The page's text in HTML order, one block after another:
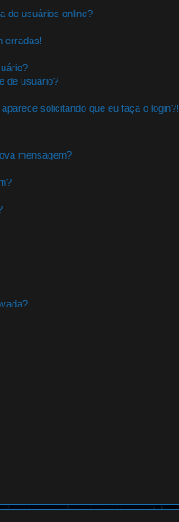
de usuários online?
erradas!
de usuário?
solicitando que eu faça o login?!
mensagem?